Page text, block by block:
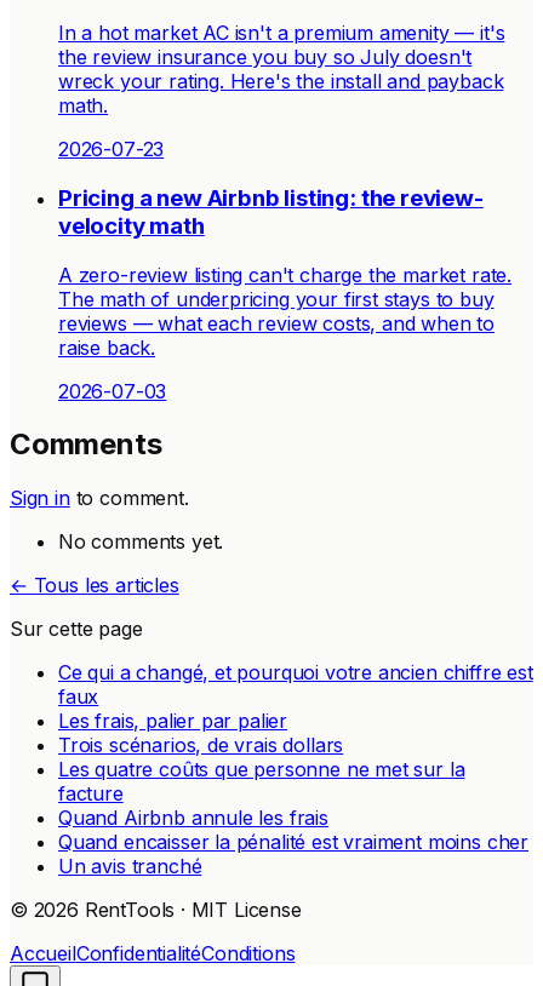
In a hot market AC isn't a premium amenity — it's
the review insurance you buy so July doesn't
wreck your rating. Here's the install and payback
math.
2026-07-23
Pricing a new Airbnb listing: the review-
velocity math
A zero-review listing can't charge the market rate.
The math of underpricing your first stays to buy
reviews — what each review costs, and when to
raise back.
2026-07-03
Comments
Sign in to comment.
No comments yet.
← Tous les articles
Sur cette page
Ce qui a changé, et pourquoi votre ancien chiffre est
faux
Les frais, palier par palier
Trois scénarios, de vrais dollars
Les quatre coûts que personne ne met sur la
facture
Quand Airbnb annule les frais
Quand encaisser la pénalité est vraiment moins cher
Un avis tranché
© 2026 RentTools · MIT License
AccueilConfidentialitéConditions